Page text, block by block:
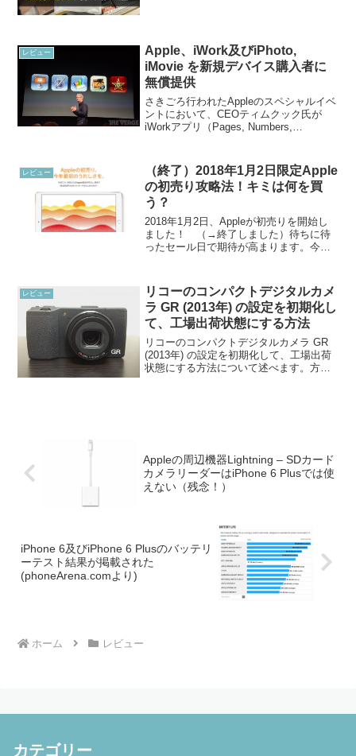
レビュー
Apple、iWork及びiPhoto,
iMovie を新規デバイス購入者に
無償提供
さきごろ行われたAppleのスペシャルイベ
ントにおいて、CEOティムクック氏が
iWorkアプリ（Pages, Numbers,
表しました。A...
レビュー
（終了）2018年1月2日限定Apple
の初売り攻略法！キミは何を買
う？
2018年1月2日、Appleが初売りを開始し
ました！ （→終了しました）待ちに待
ったセール日で期待が高まります。今年
18,000円のギフトカードが特典として...
レビュー
リコーのコンパクトデジタルカメ
ラ GR (2013年) の設定を初期化し
て、工場出荷状態にする方法
リコーのコンパクトデジタルカメラ GR
(2013年) の設定を初期化して、工場出荷
状態にする方法について述べます。方法
Appleの周辺機器Lightning – SDカード
カメラリーダーはiPhone 6 Plusでは使
えない（残念！）
iPhone 6及びiPhone 6 Plusのバッテリ
ーテスト結果が掲載された
(phoneArena.comより)
ホーム レビュー
カテゴリー